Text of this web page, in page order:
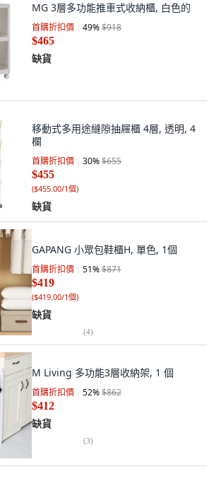
MG 3層多功能推車式收納櫃, 白色的
首購折扣價 49%$918
$465
缺貨
移動式多用途縫隙抽屜櫃 4層, 透明, 4
欄
首購折扣價 30%$655
$455
($455.00/1個)
缺貨
GAPANG 小眾包鞋櫃H, 單色, 1個
首購折扣價 51%$871
$419
($419.00/1個)
缺貨
(4)
M Living 多功能3層收納架, 1 個
首購折扣價 52%$862
$412
缺貨
(3)